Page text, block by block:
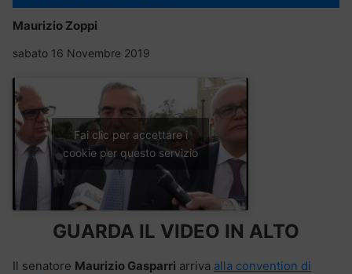
Maurizio Zoppi
sabato 16 Novembre 2019
Fai clic per accettare i
cookie per questo servizio
GUARDA IL VIDEO IN ALTO
Il senatore Maurizio Gasparri arriva alla convention di